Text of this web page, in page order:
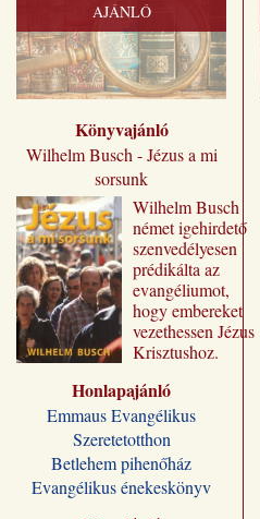
AJÁNLÓ
Könyvajánló
Wilhelm Busch - Jézus a mi
sorsunk
Wilhelm ​Busch
német igehirdető
szenvedélyesen
prédikálta az
evangéliumot,
hogy embereket
vezethessen Jézus
Krisztushoz.
„Jézus a mi
sorsunk” címmel
jutnak el a magyar
olvasóhoz, a
fordításban is
megőrizve eredeti
Honlapajánló
Emmaus Evangélikus
Szeretetotthon
Betlehem pihenőház
Evangélikus énekeskönyv